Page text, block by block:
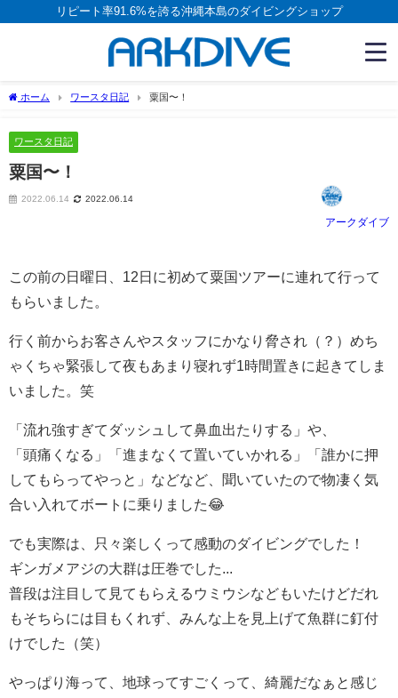
リピート率91.6%を誇る沖縄本島のダイビングショップ
ホーム ワースタ日記 粟国〜！
ワースタ日記
粟国〜！
2022.06.14 2022.06.14
アークダイブ
この前の日曜日、12日に初めて粟国ツアーに連れて行って
もらいました。
行く前からお客さんやスタッフにかなり脅され（？）めち
ゃくちゃ緊張して夜もあまり寝れず1時間置きに起きてしま
いました。笑
「流れ強すぎてダッシュして鼻血出たりする」や、
「頭痛くなる」「進まなくて置いていかれる」「誰かに押
してもらってやっと」などなど、聞いていたので物凄く気
合い入れてボートに乗りました😂
でも実際は、只々楽しくって感動のダイビングでした！
ギンガメアジの大群は圧巻でした...
普段は注目して見てもらえるウミウシなどもいたけどだれ
もそちらには目もくれず、みんな上を見上げて魚群に釘付
けでした（笑）
やっぱり海って、地球ってすごくって、綺麗だなぁと感じ